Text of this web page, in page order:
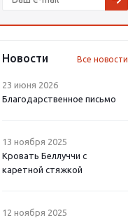
Новости Все новости
23 июня 2026
Благодарственное письмо
13 ноября 2025
Кровать Беллуччи с
каретной стяжкой
12 ноября 2025